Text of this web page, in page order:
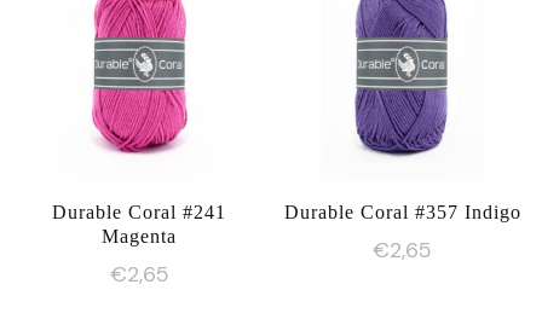
Durable Coral #241
Magenta
€2,65
Durable Coral #357 Indigo
€2,65